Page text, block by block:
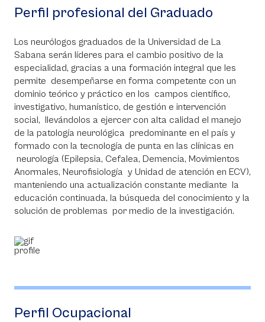
Perfil profesional del Graduado
Los neurólogos graduados de la Universidad de La
Sabana serán líderes para el cambio positivo de la
especialidad, gracias a una formación integral que les
permite desempeñarse en forma competente con un
dominio teórico y práctico en los campos científico,
investigativo, humanístico, de gestión e intervención
social, llevándolos a ejercer con alta calidad el manejo
de la patología neurológica predominante en el país y
formado con la tecnología de punta en las clínicas en
neurología (Epilepsia, Cefalea, Demencia, Movimientos
Anormales, Neurofisiología y Unidad de atención en ECV),
manteniendo una actualización constante mediante la
educación continuada, la búsqueda del conocimiento y la
solución de problemas por medio de la investigación.
Perfil Ocupacional